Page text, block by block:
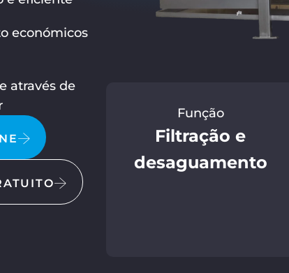
económicos
através de
Função
Filtração e
desaguamento